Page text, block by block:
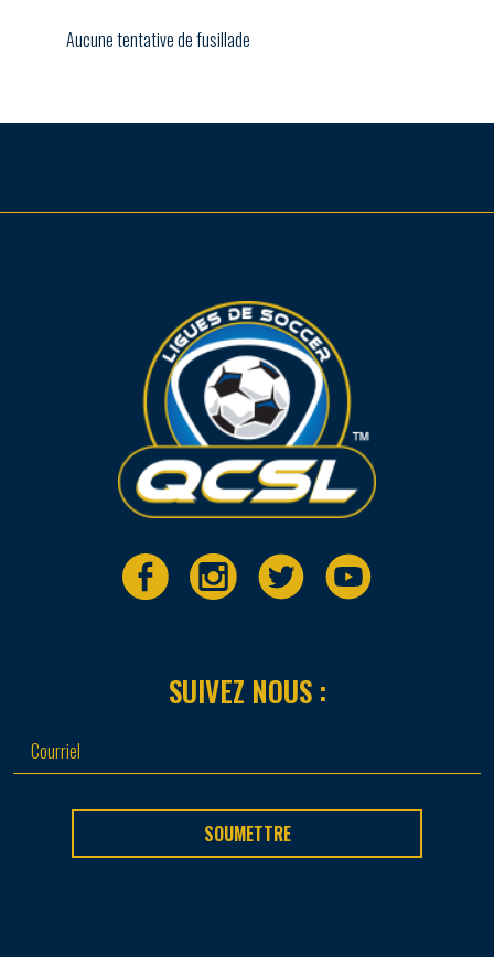
Aucune tentative de fusillade
SUIVEZ NOUS :
SOUMETTRE